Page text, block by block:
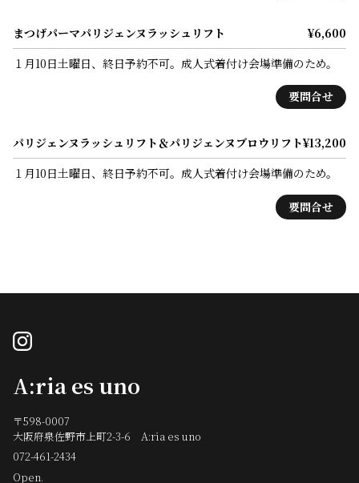
まつげパーマパリジェンヌラッシュリフト
¥6,600
１月10日土曜日、終日予約不可。成人式着付け会場準備のため。
要問合せ
パリジェンヌラッシュリフト＆パリジェンヌブロウリフト¥13,200
１月10日土曜日、終日予約不可。成人式着付け会場準備のため。
要問合せ
instagram
A:ria es uno
〒598-0007
大阪府泉佐野市上町2-3-6 A:ria es uno
072-461-2434
Open.